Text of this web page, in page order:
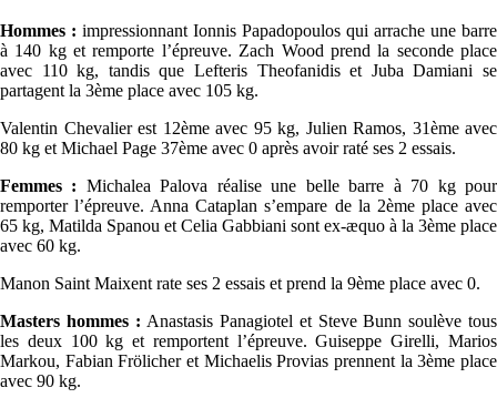
Hommes : impressionnant Ionnis Papadopoulos qui arrache une barre
à 140 kg et remporte l’épreuve. Zach Wood prend la seconde place
avec 110 kg, tandis que Lefteris Theofanidis et Juba Damiani se
partagent la 3ème place avec 105 kg.
Valentin Chevalier est 12ème avec 95 kg, Julien Ramos, 31ème avec
80 kg et Michael Page 37ème avec 0 après avoir raté ses 2 essais.
Femmes : Michalea Palova réalise une belle barre à 70 kg pour
remporter l’épreuve. Anna Cataplan s’empare de la 2ème place avec
65 kg, Matilda Spanou et Celia Gabbiani sont ex-æquo à la 3ème place
avec 60 kg.
Manon Saint Maixent rate ses 2 essais et prend la 9ème place avec 0.
Masters hommes : Anastasis Panagiotel et Steve Bunn soulève tous
les deux 100 kg et remportent l’épreuve. Guiseppe Girelli, Marios
Markou, Fabian Frölicher et Michaelis Provias prennent la 3ème place
avec 90 kg.